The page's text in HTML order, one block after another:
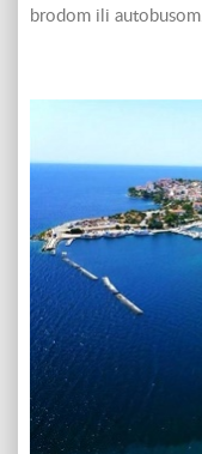
brodom ili autobusom.